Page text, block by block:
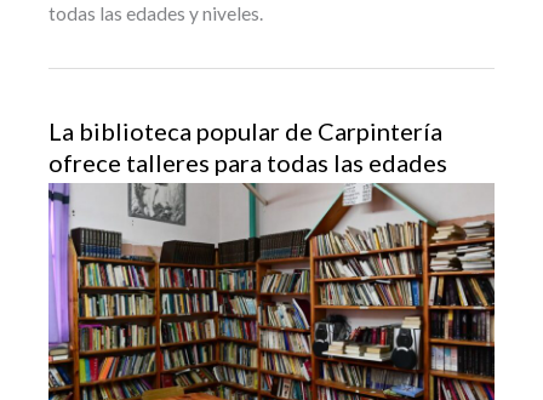
todas las edades y niveles.
La biblioteca popular de Carpintería
ofrece talleres para todas las edades